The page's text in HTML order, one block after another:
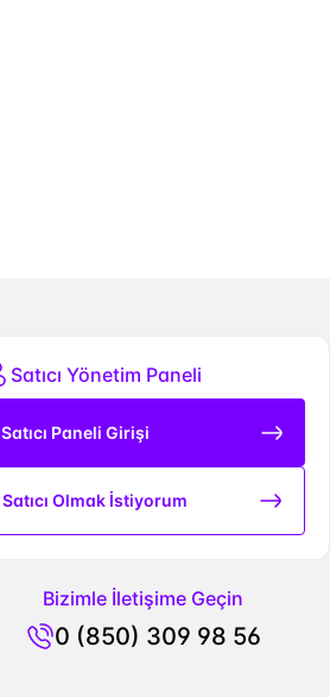
Satıcı Yönetim Paneli
Satıcı Paneli Girişi
Satıcı Olmak İstiyorum
Bizimle İletişime Geçin
0 (850) 309 98 56